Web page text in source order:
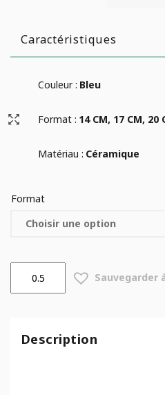
Caractéristiques
Couleur : Bleu
Format : 14 CM, 17 CM, 20
Matériau : Céramique
Format
Pot
Sauvegarder
Description